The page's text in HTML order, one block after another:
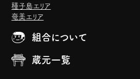
種子島エリア
奄美エリア
組合について
蔵元一覧